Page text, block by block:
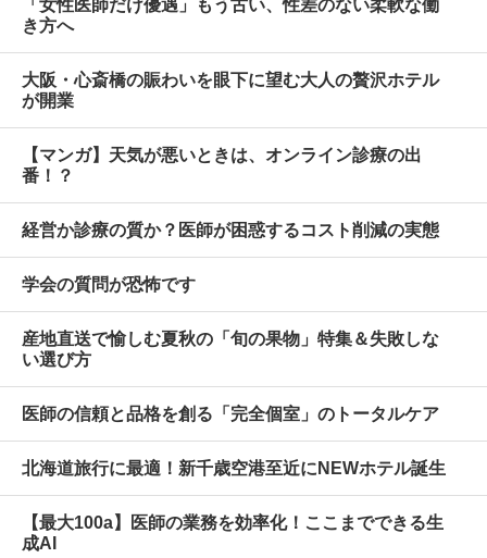
「女性医師だけ優遇」もう古い、性差のない柔軟な働
き方へ
大阪・心斎橋の賑わいを眼下に望む大人の贅沢ホテル
が開業
【マンガ】天気が悪いときは、オンライン診療の出
番！？
経営か診療の質か？医師が困惑するコスト削減の実態
学会の質問が恐怖です
産地直送で愉しむ夏秋の「旬の果物」特集＆失敗しな
い選び方
医師の信頼と品格を創る「完全個室」のトータルケア
北海道旅行に最適！新千歳空港至近にNEWホテル誕生
【最大100a】医師の業務を効率化！ここまでできる生
成AI